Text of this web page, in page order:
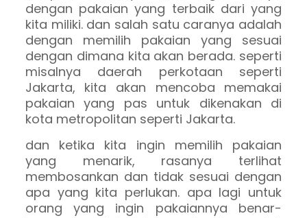
dengan pakaian yang terbaik dari yang
kita miliki. dan salah satu caranya adalah
dengan memilih pakaian yang sesuai
dengan dimana kita akan berada. seperti
misalnya daerah perkotaan seperti
Jakarta, kita akan mencoba memakai
pakaian yang pas untuk dikenakan di
kota metropolitan seperti Jakarta.
dan ketika kita ingin memilih pakaian
yang menarik, rasanya terlihat
membosankan dan tidak sesuai dengan
apa yang kita perlukan. apa lagi untuk
orang yang ingin pakaiannya benar-